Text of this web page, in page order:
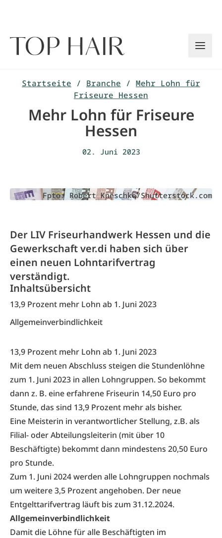
Startseite / Branche / Mehr Lohn für
Friseure Hessen
Mehr Lohn für Friseure
Hessen
02. Juni 2023
Fpto: Robert Kneschke/Shutterstock.com
Der LIV Friseurhandwerk Hessen und die
Gewerkschaft ver.di haben sich über
einen neuen Lohntarifvertrag
verständigt.
Inhaltsübersicht
13,9 Prozent mehr Lohn ab 1. Juni 2023
Allgemeinverbindlichkeit
13,9 Prozent mehr Lohn ab 1. Juni 2023
Mit dem neuen Abschluss steigen die Stundenlöhne
zum 1. Juni 2023 in allen Lohngruppen. So bekommt
dann z. B. eine erfahrene Friseurin 14,50 Euro pro
Stunde, das sind 13,9 Prozent mehr als bisher.
Eine Meisterin in verantwortlicher Stellung, z.B. als
Filial- oder Abteilungsleiterin (mit über 10
Beschäftigte) bekommt dann mindestens 20,50 Euro
pro Stunde.
Zum 1. Juni 2024 werden alle Lohngruppen nochmals
um weitere 3,5 Prozent angehoben. Der neue
Entgelttarifvertrag läuft bis zum 31.12.2024.
Allgemeinverbindlichkeit
Damit die Löhne für alle Beschäftigten im